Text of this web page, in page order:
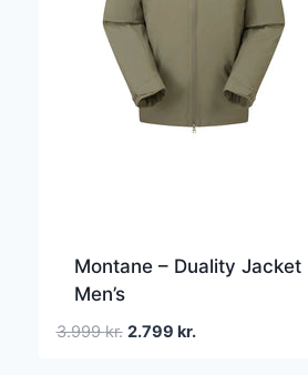
Montane – Duality Jacket
Men’s
3.999kr. Den
2.799 kr.Den